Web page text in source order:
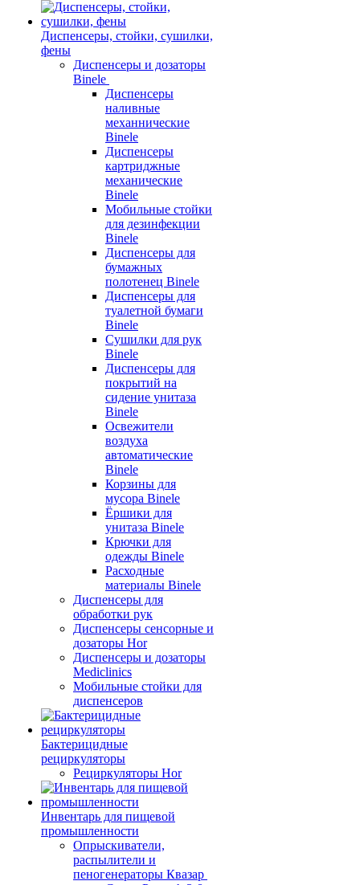
Диспенсеры, стойки, сушилки,
фены
Диспенсеры и дозаторы
Binele
Диспенсеры
наливные
механнические
Binele
Диспенсеры
картриджные
механические
Binele
Мобильные стойки
для дезинфекции
Binele
Диспенсеры для
бумажных
полотенец Binele
Диспенсеры для
туалетной бумаги
Binele
Сушилки для рук
Binele
Диспенсеры для
покрытий на
сидение унитаза
Binele
Освежители
воздуха
автоматические
Binele
Корзины для
мусора Binele
Ёршики для
унитаза Binele
Крючки для
одежды Binele
Расходные
материалы Binele
Диспенсеры для
обработки рук
Диспенсеры сенсорные и
дозаторы Hor
Диспенсеры и дозаторы
Mediclinics
Мобильные стойки для
диспенсеров
Бактерицидные
рециркуляторы
Рециркуляторы Hor
Инвентарь для пищевой
промышленности
Опрыскиватели,
распылители и
пеногенераторы Квазар